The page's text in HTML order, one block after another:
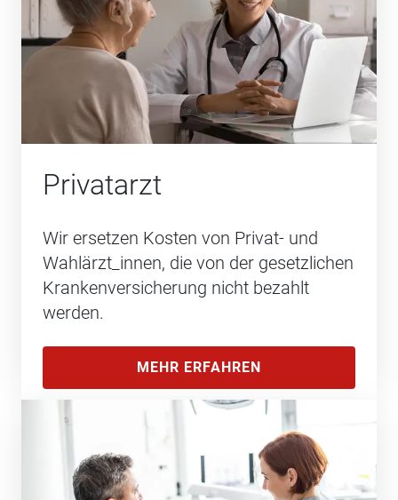
Privatarzt
Wir ersetzen Kosten von Privat- und
Wahlärzt_innen, die von der gesetzlichen
Krankenversicherung nicht bezahlt
werden.
MEHR ERFAHREN